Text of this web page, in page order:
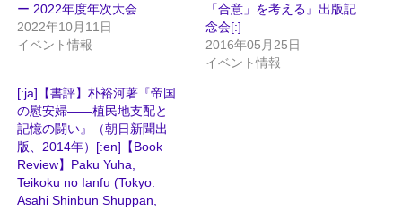
ー 2022年度年次大会
2022年10月11日
イベント情報
「合意」を考える』出版記
念会[:]
2016年05月25日
イベント情報
[:ja]【書評】朴裕河著『帝国
の慰安婦――植民地支配と
記憶の闘い』（朝日新聞出
版、2014年）[:en]【Book
Review】Paku Yuha,
Teikoku no Ianfu (Tokyo:
Asahi Shinbun Shuppan,